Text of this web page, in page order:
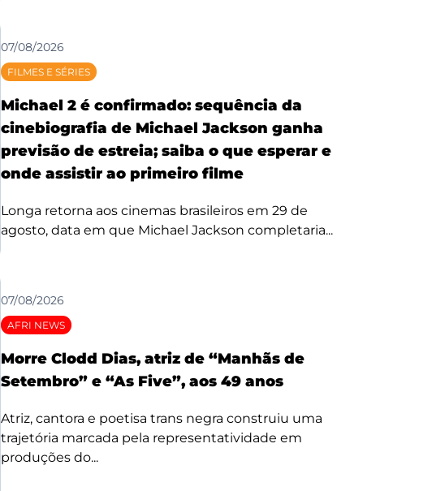
07/08/2026
FILMES E SÉRIES
Michael 2 é confirmado: sequência da
cinebiografia de Michael Jackson ganha
previsão de estreia; saiba o que esperar e
onde assistir ao primeiro filme
Longa retorna aos cinemas brasileiros em 29 de
agosto, data em que Michael Jackson completaria...
07/08/2026
AFRI NEWS
Morre Clodd Dias, atriz de “Manhãs de
Setembro” e “As Five”, aos 49 anos
Atriz, cantora e poetisa trans negra construiu uma
trajetória marcada pela representatividade em
produções do...